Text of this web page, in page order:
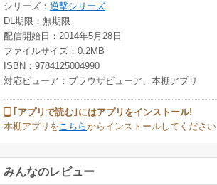
シリーズ： 逆撃シリーズ
DL期限：無期限
配信開始日：2014年5月28日
ファイルサイズ：0.2MB
ISBN：9784125004990
対応ビューア：ブラウザビューア、本棚アプリ
｢アプリで読む｣にはアプリをインストール!
本棚アプリをこちらからインストールしてください
みんなのレビュー